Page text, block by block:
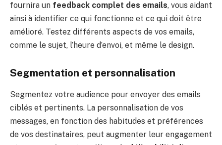
fournira un feedback complet des emails, vous aidant
ainsi à identifier ce qui fonctionne et ce qui doit être
amélioré. Testez différents aspects de vos emails,
comme le sujet, l’heure d’envoi, et même le design.
Segmentation et personnalisation
Segmentez votre audience pour envoyer des emails
ciblés et pertinents. La personnalisation de vos
messages, en fonction des habitudes et préférences
de vos destinataires, peut augmenter leur engagement